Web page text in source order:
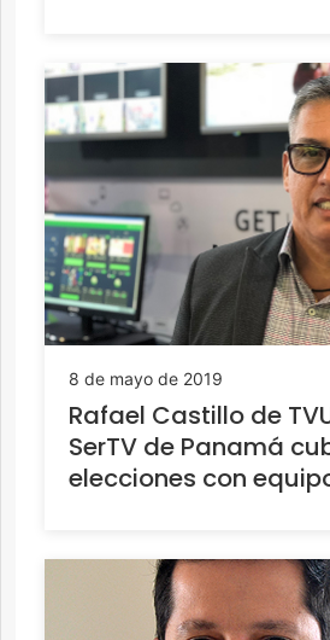
8 de mayo de 2019
Rafael Castillo de
SerTV de Panamá
elecciones con